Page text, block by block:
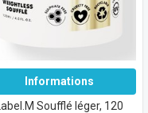
Informations
Label.M Soufflé léger, 120